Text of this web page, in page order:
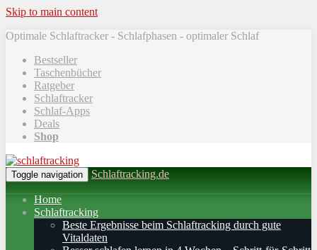
Skip to main content
Optimale Schlaftracker - Schlafphasen - optimaler Schlaf
Bestseller
Taschenbücher
Ratgeber
Schlaftracker
Schlaf-Apps
Deals
Shop
Toggle navigation Schlaftracking.de
Home
Schlaftracking
Beste Ergebnisse beim Schlaftracking durch gute
Vitaldaten